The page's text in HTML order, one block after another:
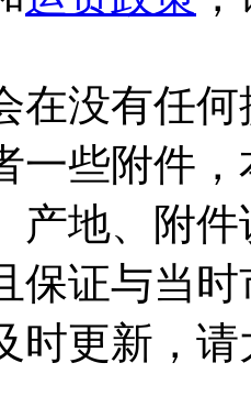
在没有任
一些附件
产地、附
保证与当
时更新，